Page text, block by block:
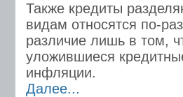
Также кредиты
видам относятся по-
различие лишь в том,
уложившиеся
инфляции.
Далее...